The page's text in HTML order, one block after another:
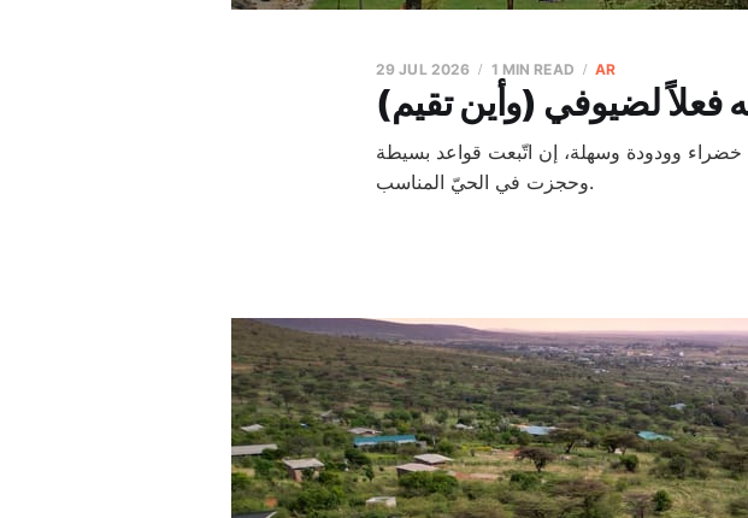
فعلاً لضيوفي (وأين تقيم)
29 JUL 2026 1 MIN READ AR
خضراء وودودة وسهلة، إن اتّبعت قواعد بسيطة
وحجزت في الحيّ المناسب.